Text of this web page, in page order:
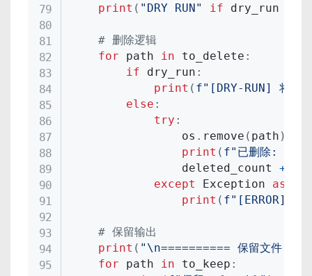
print ( "DRY RUN" if dry_run
# 删除逻辑
for path in to_delete :
if dry_run :
print ( f"[DRY-RUN] 将删
else :
try :
                os
. remove ( path )
print ( f"已删除:
                deleted_count
+=
except Exception as
print ( f"[ERROR] 删
# 保留输出
print ( "\n========== 保留文件
for path in to_keep :